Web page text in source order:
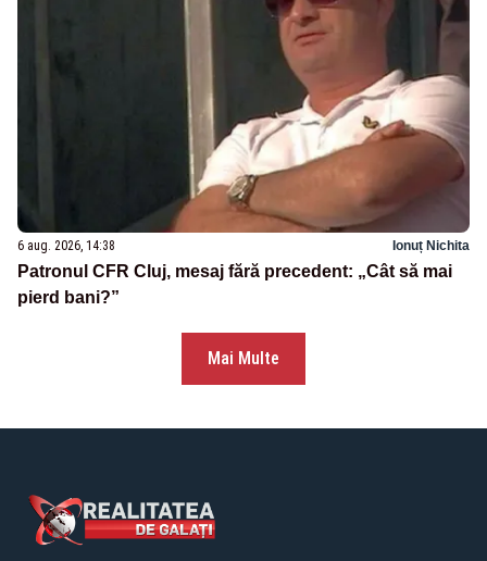
6 aug. 2026, 14:38 Ionuț Nichita
Patronul CFR Cluj, mesaj fără precedent: „Cât să mai
pierd bani?”
Mai Multe